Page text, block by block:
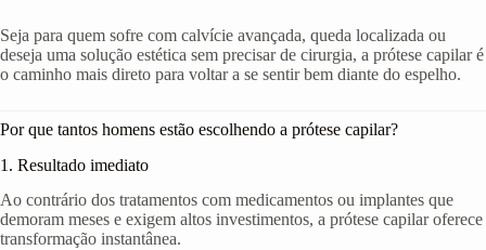
Seja para quem sofre com calvície avançada, queda localizada ou
deseja uma solução estética sem precisar de cirurgia, a prótese capilar é
o caminho mais direto para voltar a se sentir bem diante do espelho.
Por que tantos homens estão escolhendo a prótese capilar?
1. Resultado imediato
Ao contrário dos tratamentos com medicamentos ou implantes que
demoram meses e exigem altos investimentos, a prótese capilar oferece
transformação instantânea.